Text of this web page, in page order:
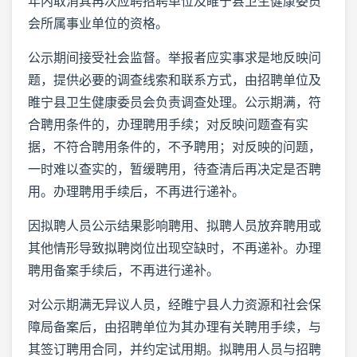
会所属事业单位的资格。
公示期间接受社会监督。举报者应实事求是地反映问
题，提供必要的调查线索和联系方式，由招聘单位及
睢宁县卫生健康委员会负责调查处理。公示期满，符
合聘用条件的，办理聘用手续；对反映问题查有实
据，不符合聘用条件的，不予聘用；对反映的问题，
一时难以查实的，暂缓聘用，待查清后再决定是否聘
用。办理聘用手续后，不再进行递补。
因拟聘人员公示结果影响聘用、拟聘人员放弃聘用或
其他情形导致拟聘岗位出现空缺时，不再递补。办理
聘用备案手续后，不再进行递补。
对公示期满无异议人员，经睢宁县人力资源和社会保
障局备案后，由招聘单位为其办理有关聘用手续，与
其签订聘用合同，并约定试用期。拟聘用人员与招聘